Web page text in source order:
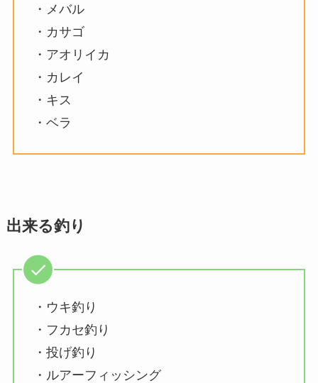
・メバル
・カサゴ
・アオリイカ
・カレイ
・キス
・ベラ
出来る釣り
・ウキ釣り
・フカセ釣り
・投げ釣り
・ルアーフィッシング